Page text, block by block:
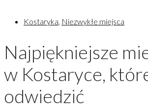
Kostaryka Niezwykłe miejsca
Najpiękniejsze
w Kostaryce,
odwiedzić